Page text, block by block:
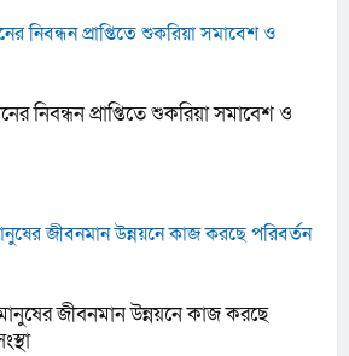
নিবন্ধন প্রাপ্তিতে শুকরিয়া সমাবেশ ও
জীবনমান উন্নয়নে কাজ করছে